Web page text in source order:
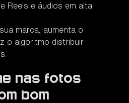
Reels e áudios em alta
marca, aumenta o
o algoritmo distribuir
nas fotos
bom